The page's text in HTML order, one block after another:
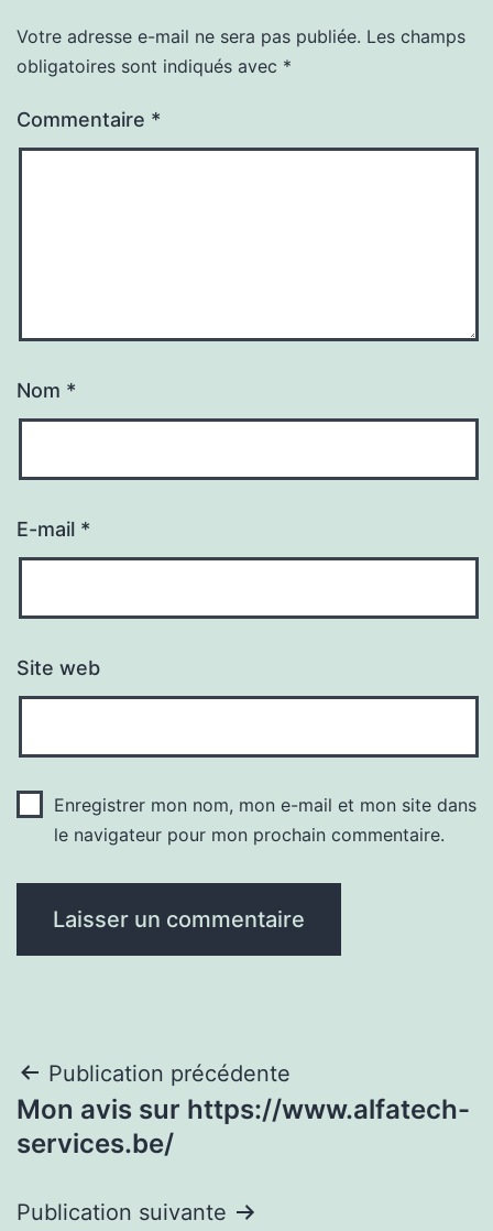
Votre adresse e-mail ne sera pas publiée. Les champs
obligatoires sont indiqués avec *
Commentaire *
Nom *
E-mail *
Site web
Enregistrer mon nom, mon e-mail et mon site dans
le navigateur pour mon prochain commentaire.
Navigation
de
Publication précédente
Mon avis sur https://www.alfatech-
services.be/
Publication suivante